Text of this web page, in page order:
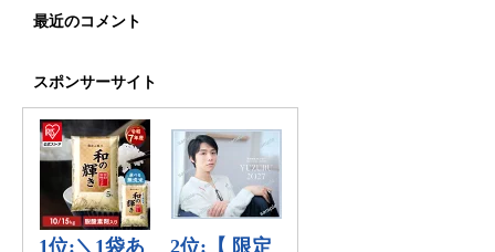
最近のコメント
スポンサーサイト